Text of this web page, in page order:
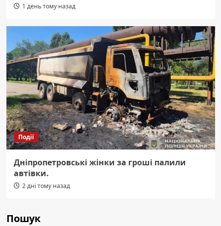
1 день тому назад
Події
Дніпропетровські жінки за гроші палили
автівки.
2 дні тому назад
Пошук